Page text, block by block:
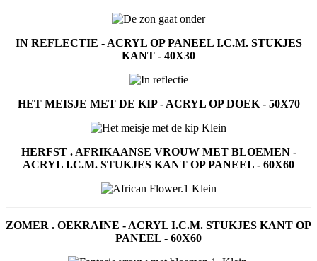
IN REFLECTIE - ACRYL OP PANEEL I.C.M. STUKJES
KANT - 40X30
HET MEISJE MET DE KIP - ACRYL OP DOEK - 50X70
HERFST . AFRIKAANSE VROUW MET BLOEMEN -
ACRYL I.C.M. STUKJES KANT OP PANEEL - 60X60
ZOMER . OEKRAINE - ACRYL I.C.M. STUKJES KANT OP
PANEEL - 60X60